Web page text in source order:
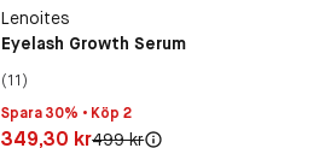
Lenoites
Eyelash Growth Serum
(11)
Spara 30% • Köp 2
Pris: 349,30 kr
349,30 krOriginal pris:
499 kr